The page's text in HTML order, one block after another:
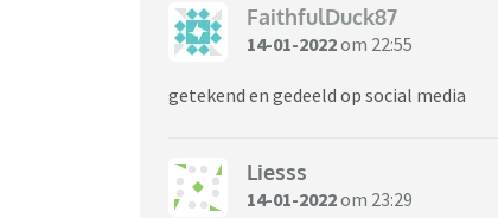
FaithfulDuck87
14-01-2022om 22:55
getekend en gedeeld op social media
Liesss
14-01-2022om 23:29